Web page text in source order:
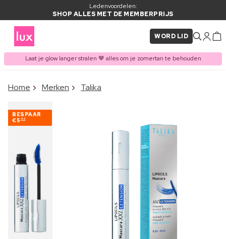
Ledenvoordelen:
SHOP ALLES MET DE MEMBERPRIJS
WORD LID
Laat je glow langer stralen 🤎 alles om je zomertan te behouden
ITEM TOEGEVOEGD AAN
Home Merken Talika
BESPAAR
€5 60